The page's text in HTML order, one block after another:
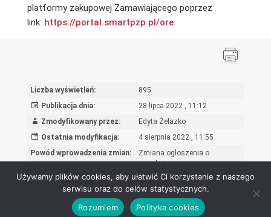
platformy zakupowej Zamawiającego poprzez
link: https://portal.smartpzp.pl/ore
Liczba wyświetleń:
895
Publikacja dnia:
28 lipca 2022 , 11:12
Zmodyfikowany przez:
Edyta Żelazko
Ostatnia modyfikacja:
4 sierpnia 2022 , 11:55
Powód wprowadzenia zmian:
Zmiana ogłoszenia o
zamówieniu
Ośrodek Rozwoju Edukacji - Biuletyn Informacji Publicznej 2026
Używamy plików cookies, aby ułatwić Ci korzystanie z naszego
serwisu oraz do celów statystycznych.
Rozumiem
Polityka cookies